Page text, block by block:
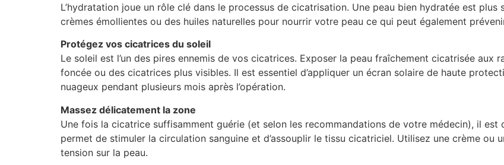
L’hydratation joue un rôle clé dans le processus de cicatrisation. Une peau bien hydratée est
crèmes émollientes ou des huiles naturelles pour nourrir votre peau ce qui peut également
Protégez vos cicatrices du soleil
Le soleil est l’un des pires ennemis de vos cicatrices. Exposer la peau fraîchement cicatrisée aux
foncée ou des cicatrices plus visibles. Il est essentiel d’appliquer un écran solaire de haute
nuageux pendant plusieurs mois après l’opération.
Massez délicatement la zone
Une fois la cicatrice suffisamment guérie (et selon les recommandations de votre médecin), il est
permet de stimuler la circulation sanguine et d’assouplir le tissu cicatriciel. Utilisez une crème ou
tension sur la peau.